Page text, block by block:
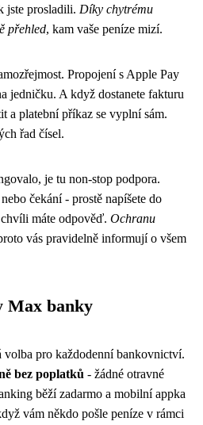
jste prosladili. Díky chytrému
přehled, kam vaše peníze mizí.
Propojení s Apple Pay
jedničku. A když dostanete fakturu
a platební příkaz se vyplní sám.
řad čísel.
je tu non-stop podpora.
čekání - prostě napíšete do
máte odpověď. Ochranu
vás pravidelně informují o všem
Max banky
pro každodenní bankovnictví.
bez poplatků - žádné otravné
běží zadarmo a mobilní appka
vám někdo pošle peníze v rámci